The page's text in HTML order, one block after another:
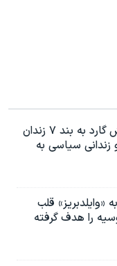
گزارش‌ها از یورش گارد به بند ۷ زندان
زندانی سیاسی به
«وایلدبریز» قلب
را هدف گرفته